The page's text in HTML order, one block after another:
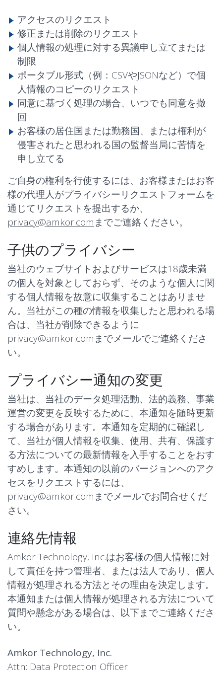
アクセスのリクエスト
修正または削除のリクエスト
個人情報の処理に対する異議申し立てまたは
制限
ポータブル形式（例：CSVやJSONなど）で個
人情報のコピーのリクエスト
同意に基づく処理の場合、いつでも同意を撤
回
お客様の居住国または勤務国、または権利が
侵害されたと思われる国の監督当局に苦情を
申し立てる
ご自身の権利を行使するには、お客様またはお客
様の代理人がプライバシーリクエストフォームを
通じてリクエストを提出するか、
privacy@amkor.comまでご連絡ください。
子供のプライバシー
当社のウェブサイトおよびサービスは18歳未満
の個人を対象としておらず、そのような個人に関
する個人情報を故意に収集することはありませ
ん。当社がこの種の情報を収集したと思われる場
合は、当社が削除できるように
privacy@amkor.comまでメールでご連絡くださ
い。
プライバシー通知の変更
当社は、当社のデータ処理活動、法的義務、事業
運営の変更を反映するために、本通知を随時更新
する場合があります。本通知を定期的に確認し
て、当社が個人情報を収集、使用、共有、保護す
る方法についての最新情報を入手することをおす
すめします。本通知の以前のバージョンへのアク
セスをリクエストするには、
privacy@amkor.comまでメールでお問合せくだ
さい。
連絡先情報
Amkor Technology, Inc.はお客様の個人情報に対
して責任を持つ管理者、または法人であり、個人
情報が処理される方法とその理由を決定します。
本通知または個人情報が処理される方法について
質問や懸念がある場合は、以下までご連絡くださ
い。
Amkor Technology, Inc.
Attn: Data Protection Officer